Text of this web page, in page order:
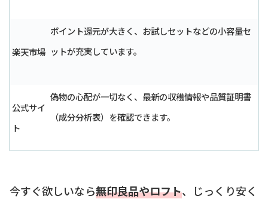
楽天市場
ポイント還元が大きく、お試しセットなどの小容量セ
ットが充実しています。
公式サイ
ト
偽物の心配が一切なく、最新の収穫情報や品質証明書
（成分分析表）を確認できます。
今すぐ欲しいなら無印良品やロフト、じっくり安く